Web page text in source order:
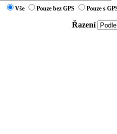
Vše Pouze bez GPS Pouze s
Řazení